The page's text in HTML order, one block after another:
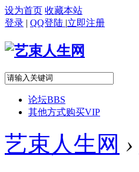
设为首页 收藏本站
登录 | QQ登陆 |立即注册
论坛BBS
其他方式购买VIP
艺束人生网 ›